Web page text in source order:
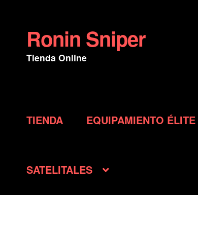
Ir
a
la
Ir
al
contenido
Ronin Sniper
Tienda Online
TIENDA EQUIPAMIENTO ÉLITE
SATELITALES